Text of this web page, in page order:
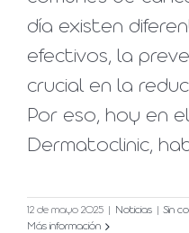
día existen
efectivos, la
crucial en la
Por eso, hoy en
Dermatoclinic,
12 de mayo 2025 Noticias
Sin
Más información